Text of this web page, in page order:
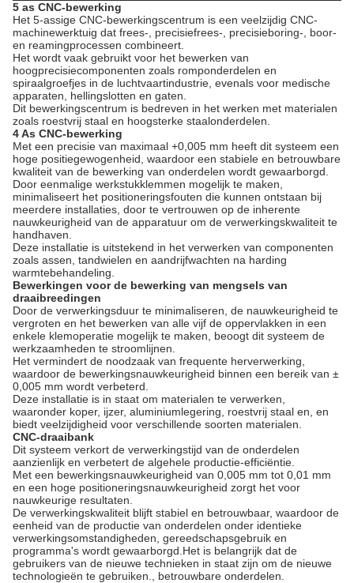
5 as CNC-bewerking
Het 5-assige CNC-bewerkingscentrum is een veelzijdig CNC-
machinewerktuig dat frees-, precisiefrees-, precisieboring-, boor-
en reamingprocessen combineert.
Het wordt vaak gebruikt voor het bewerken van
hoogprecisiecomponenten zoals romponderdelen en
spiraalgroefjes in de luchtvaartindustrie, evenals voor medische
apparaten, hellingslotten en gaten.
Dit bewerkingscentrum is bedreven in het werken met materialen
zoals roestvrij staal en hoogsterke staalonderdelen.
4 As CNC-bewerking
Met een precisie van maximaal +0,005 mm heeft dit systeem een
hoge positiegewogenheid, waardoor een stabiele en betrouwbare
kwaliteit van de bewerking van onderdelen wordt gewaarborgd.
Door eenmalige werkstukklemmen mogelijk te maken,
minimaliseert het positioneringsfouten die kunnen ontstaan bij
meerdere installaties, door te vertrouwen op de inherente
nauwkeurigheid van de apparatuur om de verwerkingskwaliteit te
handhaven.
Deze installatie is uitstekend in het verwerken van componenten
zoals assen, tandwielen en aandrijfwachten na harding
warmtebehandeling.
Bewerkingen voor de bewerking van mengsels van
draaibreedingen
Door de verwerkingsduur te minimaliseren, de nauwkeurigheid te
vergroten en het bewerken van alle vijf de oppervlakken in een
enkele klemoperatie mogelijk te maken, beoogt dit systeem de
werkzaamheden te stroomlijnen.
Het vermindert de noodzaak van frequente herverwerking,
waardoor de bewerkingsnauwkeurigheid binnen een bereik van ±
0,005 mm wordt verbeterd.
Deze installatie is in staat om materialen te verwerken,
waaronder koper, ijzer, aluminiumlegering, roestvrij staal en, en
biedt veelzijdigheid voor verschillende soorten materialen.
CNC-draaibank
Dit systeem verkort de verwerkingstijd van de onderdelen
aanzienlijk en verbetert de algehele productie-efficiëntie.
Met een bewerkingsnauwkeurigheid van 0,005 mm tot 0,01 mm
en een hoge positioneringsnauwkeurigheid zorgt het voor
nauwkeurige resultaten.
De verwerkingskwaliteit blijft stabiel en betrouwbaar, waardoor de
eenheid van de productie van onderdelen onder identieke
verwerkingsomstandigheden, gereedschapsgebruik en
programma's wordt gewaarborgd.Het is belangrijk dat de
gebruikers van de nieuwe technieken in staat zijn om de nieuwe
technologieën te gebruiken., betrouwbare onderdelen.